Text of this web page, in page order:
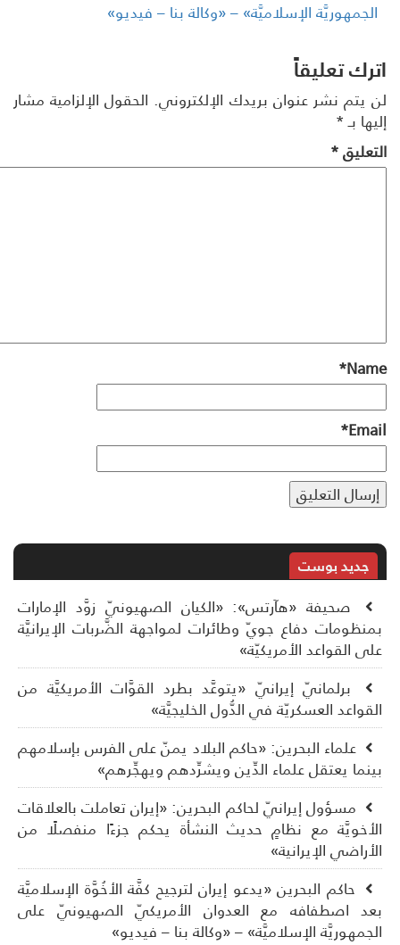
الإسلاميَّة» – «وكالة بنا – فيديو»
تعليقاً
يتم نشر عنوان بريدك الإلكتروني. الحقول الإلزامية مشار
بـ*
*
*
*
جديد بوست
صحيفة «هآرتس»: «الكيان الصهيونيّ زوَّد الإمارات
دفاع جويّ وطائرات لمواجهة الضَّربات الإيرانيَّة
القواعد الأمريكيّة»
برلمانيّ إيرانيّ «يتوعَّد بطرد القوَّات الأمريكيَّة من
العسكريّة في الدُّول الخليجيَّة»
علماء البحرين: «حاكم البلاد يمنّ على الفرس بإسلامهم
يعتقل علماء الدِّين ويشرِّدهم ويهجِّرهم»
مسؤول إيرانيّ لحاكم البحرين: «إيران تعاملت بالعلاقات
مع نظامٍ حديث النشأة يحكم جزءًا منفصلًا من
الإيرانية»
حاكم البحرين «يدعو إيران لترجيح كفَّة الأخُوَّة الإسلاميَّة
اصطفافه مع العدوان الأمريكيّ الصهيونيّ على
الإسلاميَّة» – «وكالة بنا – فيديو»